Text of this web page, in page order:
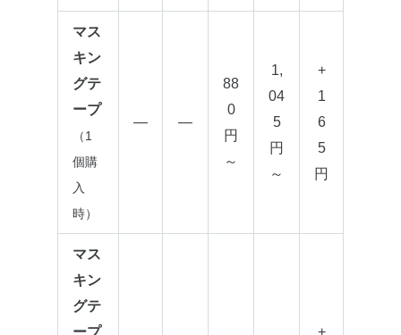
マス
キン
グテ
ープ
（1
個購
入
時）
— —
88
0
円
～
1,
04
5
円
～
+
1
6
5
円
マス
キン
グテ